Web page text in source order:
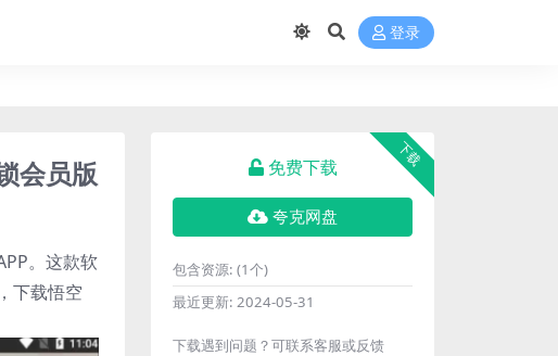
登录
会员版
。这款软
下载悟空
下载
免费下载
夸克网盘
包含资源: (1个)
最近更新: 2024-05-31
下载遇到问题？可联系客服或反馈